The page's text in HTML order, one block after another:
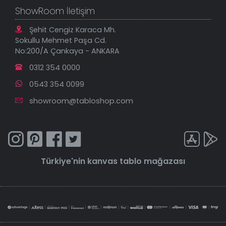
ShowRoom İletişim
Şehit Cengiz Karaca Mh.
Sokullu Mehmet Paşa Cd.
No:200/A Çankaya - ANKARA
0312 354 0000
0543 354 0099
showroom@tabloshop.com
Türkiye'nin kanvas tablo mağazası